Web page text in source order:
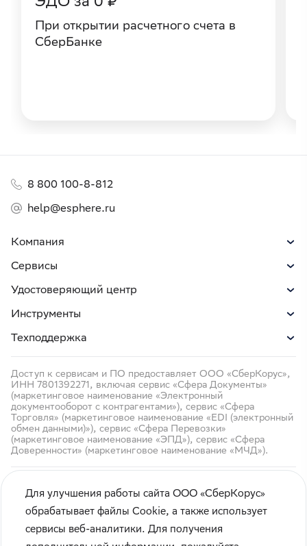
При открытии расчетного счета в
СберБанке
Компания
Сервисы
Удостоверяющий центр
Инструменты
Техподдержка
8 800 100-8-812
help@esphere.ru
Доступ к сервисам и ПО предоставляет ООО «СберКорус»,
ИНН 7801392271, включая сервис «Сфера Документы»
(маркетинговое наименование «Электронный
документооборот с контрагентами»), сервис «Сфера
Торговля» (маркетинговое наименование «EDI (электронный
обмен данными)»), сервис «Сфера Перевозки»
(маркетинговое наименование «ЭПД»), сервис «Сфера
Доверенности» (маркетинговое наименование «МЧД»).
Для улучшения работы сайта ООО «СберКорус»
обрабатывает файлы Cookie, а также использует
сервисы веб-аналитики. Для получения